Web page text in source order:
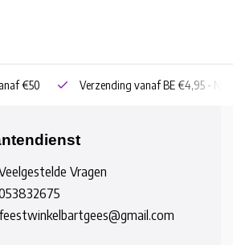
€50 Verzending vanaf BE €4,95 - NL
Vragen
feestwinkelbartgees@gmail.com